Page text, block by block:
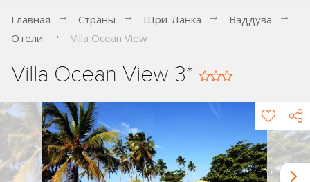
Главная Страны Шри-Ланка
Ваддува
Отели
Villa Ocean View
Villa Ocean View 3*